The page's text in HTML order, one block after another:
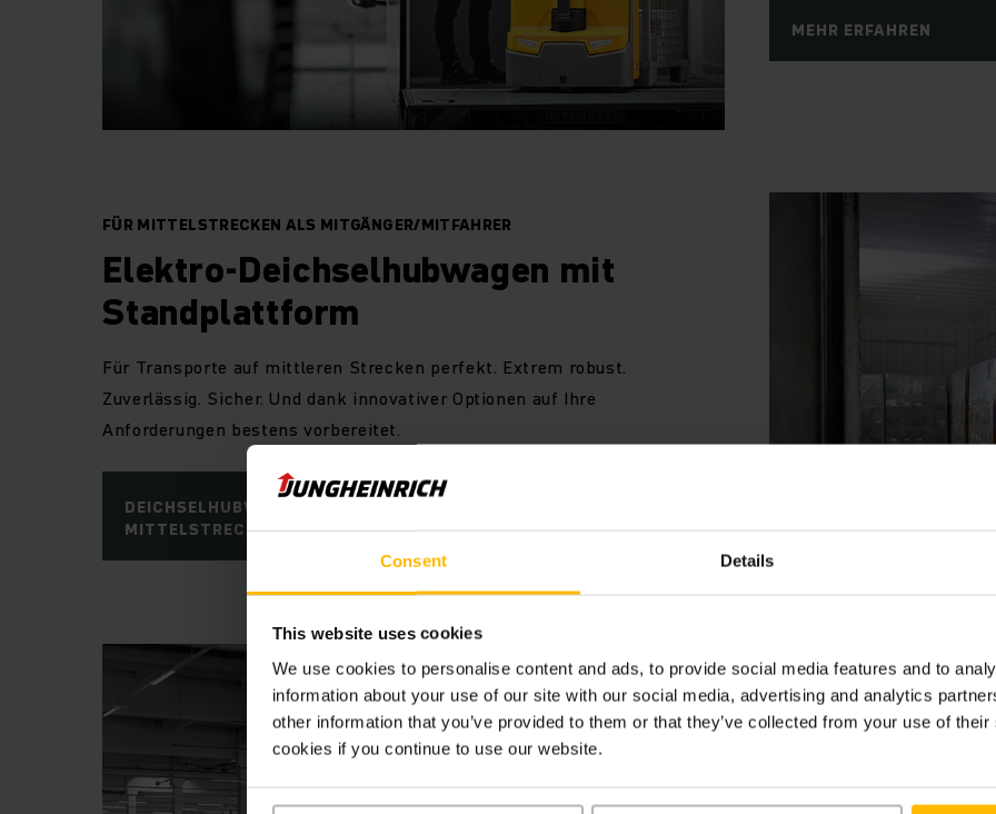
Consent Details
This website uses cookies
We use cookies to personalise content and ads, to provide social media features and to
information about your use of our site with our social media, advertising and analytics
other information that you’ve provided to them or that they’ve collected from your use of
cookies if you continue to use our website.
MEHR ERFAHREN
FÜR MITTELSTRECKEN ALS MITGÄNGER/MITFAHRER
Elektro-Deichselhubwagen mit
Standplattform
Für Transporte auf mittleren Strecken perfekt. Extrem robust.
Zuverlässig. Sicher. Und dank innovativer Optionen auf Ihre
Anforderungen bestens vorbereitet.
DEICHSELHUBWAGEN FÜR
MITTELSTRECKEN
FÜR LANGSTRECKEN
Elektro-
Für den Horizontal-